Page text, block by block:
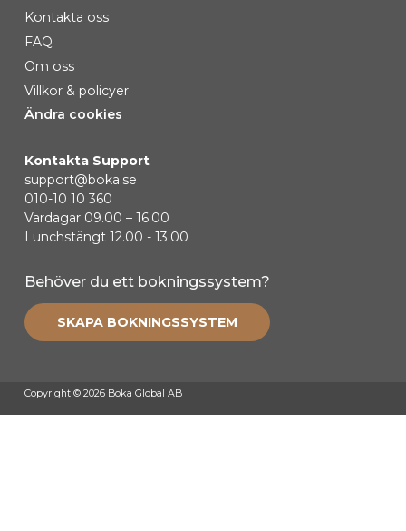
Kontakta oss
FAQ
Om oss
Villkor & policyer
Ändra cookies
Kontakta Support
support@boka.se
010-10 10 360
Vardagar 09.00 – 16.00
Lunchstängt 12.00 - 13.00
Behöver du ett bokningssystem?
SKAPA BOKNINGSSYSTEM
Copyright © 2026 Boka Global AB